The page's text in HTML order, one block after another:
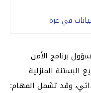
في غزة
برنامج الأمن
البستنة المنزلية
وقد تشمل المهام: